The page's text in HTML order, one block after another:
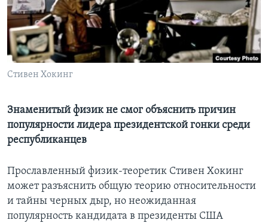
Learning English
СОЦИАЛЬНЫЕ СЕТИ
Языки
Стивен Хокинг
Знаменитый физик не смог объяснить причин
популярности лидера президентской гонки среди
республиканцев
Прославленный физик-теоретик Стивен Хокинг
может разъяснить общую теорию относительности
и тайны черных дыр, но неожиданная
популярность кандидата в президенты США